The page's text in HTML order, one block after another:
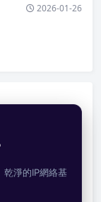
2026-01-26
乾淨的IP網絡基